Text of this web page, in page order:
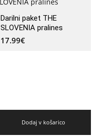
Darilni paket THE
SLOVENIA pralines
17.99€
Dodaj v košarico